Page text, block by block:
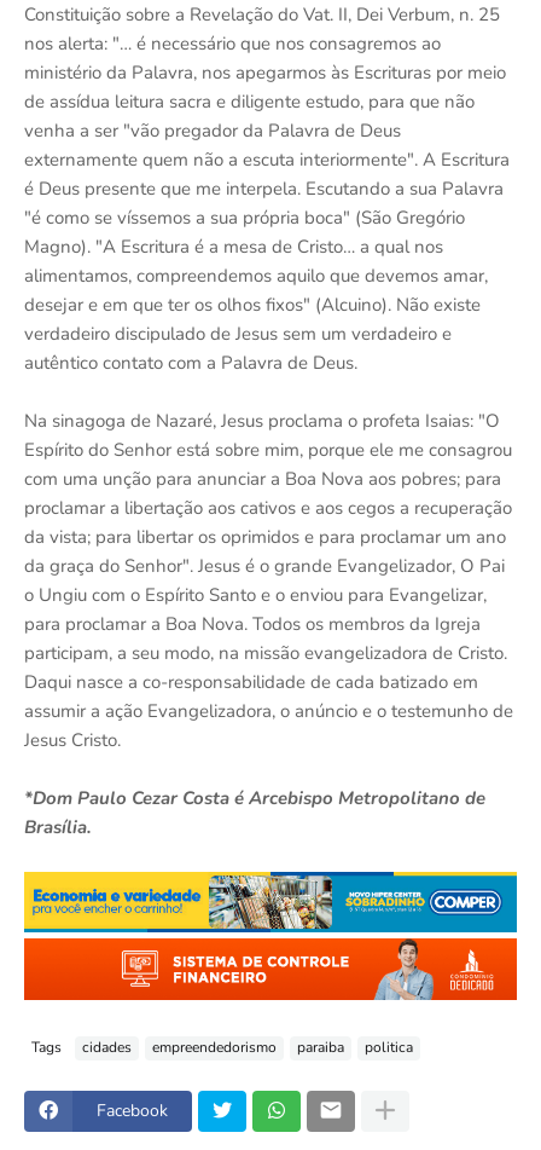
Constituição sobre a Revelação do Vat. II, Dei Verbum, n. 25
nos alerta: "… é necessário que nos consagremos ao
ministério da Palavra, nos apegarmos às Escrituras por meio
de assídua leitura sacra e diligente estudo, para que não
venha a ser "vão pregador da Palavra de Deus
externamente quem não a escuta interiormente". A Escritura
é Deus presente que me interpela. Escutando a sua Palavra
"é como se víssemos a sua própria boca" (São Gregório
Magno). "A Escritura é a mesa de Cristo… a qual nos
alimentamos, compreendemos aquilo que devemos amar,
desejar e em que ter os olhos fixos" (Alcuino). Não existe
verdadeiro discipulado de Jesus sem um verdadeiro e
autêntico contato com a Palavra de Deus.
Na sinagoga de Nazaré, Jesus proclama o profeta Isaias: "O
Espírito do Senhor está sobre mim, porque ele me consagrou
com uma unção para anunciar a Boa Nova aos pobres; para
proclamar a libertação aos cativos e aos cegos a recuperação
da vista; para libertar os oprimidos e para proclamar um ano
da graça do Senhor". Jesus é o grande Evangelizador, O Pai
o Ungiu com o Espírito Santo e o enviou para Evangelizar,
para proclamar a Boa Nova. Todos os membros da Igreja
participam, a seu modo, na missão evangelizadora de Cristo.
Daqui nasce a co-responsabilidade de cada batizado em
assumir a ação Evangelizadora, o anúncio e o testemunho de
Jesus Cristo.
*Dom Paulo Cezar Costa é Arcebispo Metropolitano de
Brasília.
Tags cidades empreendedorismo paraiba politica
Facebook